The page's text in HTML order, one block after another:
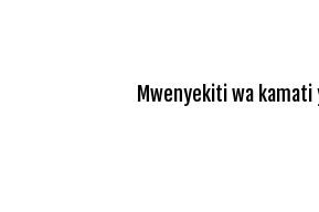
Mwenyekiti wa kamati